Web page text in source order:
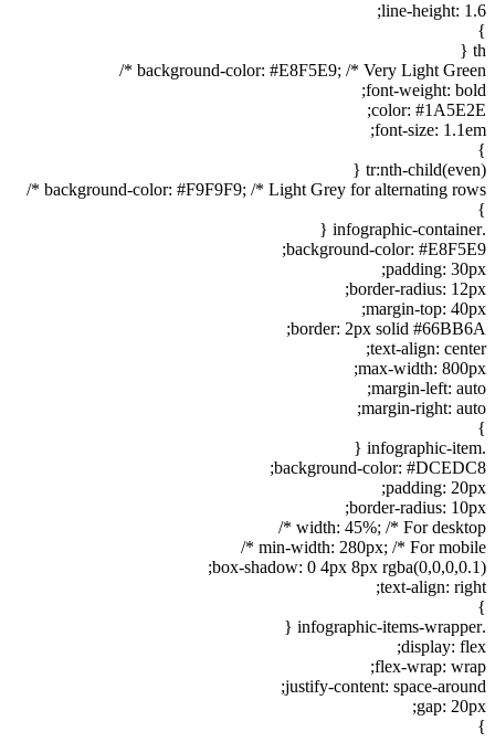
line-height: 1.6;
}
th {
background-color: #E8F5E9; /* Very Light Green */
font-weight: bold;
color: #1A5E2E;
font-size: 1.1em;
}
tr:nth-child(even) {
background-color: #F9F9F9; /* Light Grey for alternating rows */
}
.infographic-container {
background-color: #E8F5E9;
padding: 30px;
border-radius: 12px;
margin-top: 40px;
border: 2px solid #66BB6A;
text-align: center;
max-width: 800px;
margin-left: auto;
margin-right: auto;
}
.infographic-item {
background-color: #DCEDC8;
padding: 20px;
border-radius: 10px;
width: 45%; /* For desktop */
min-width: 280px; /* For mobile */
box-shadow: 0 4px 8px rgba(0,0,0,0.1);
text-align: right;
}
.infographic-items-wrapper {
display: flex;
flex-wrap: wrap;
justify-content: space-around;
gap: 20px;
}